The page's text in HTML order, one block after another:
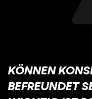
KÖNNEN
BEFREUNDET